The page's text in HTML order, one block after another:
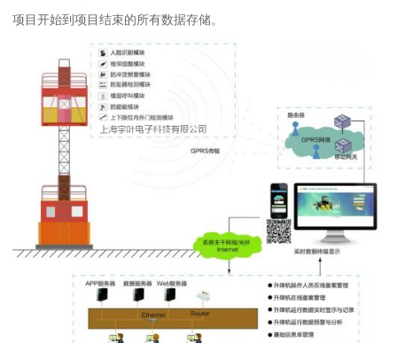
项目开始到项目结束的所有数据存储。